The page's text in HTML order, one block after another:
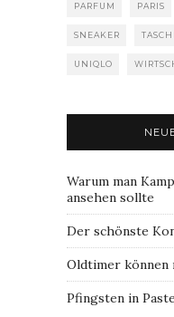
PARFUM PARIS
SNEAKER
UNIQLO
Warum man
ansehen sollte
Der schönste
Oldtimer können
Pfingsten in